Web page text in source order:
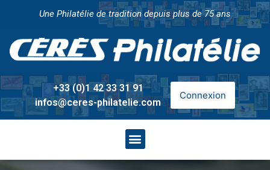
Une Philatélie de tradition depuis plus de 75 ans
+33 (0)1 42 33 31 91
infos@ceres-philatelie.com
Connexion